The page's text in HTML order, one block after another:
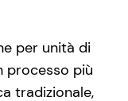
per unità di
processo più
tradizionale,